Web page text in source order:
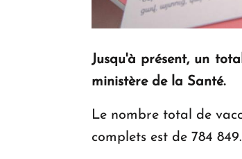
Jusqu'à présent, un
ministère de la Santé.
Le nombre total de
complets est de 784 849.